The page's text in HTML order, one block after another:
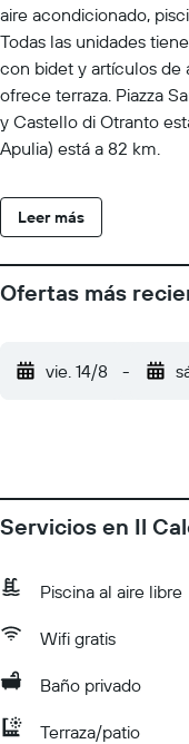
aire acondicionado,
Todas las unidades
con bidet y artículos de
ofrece terraza. Piazza
y Castello di Otranto
Apulia) está a 82 km.
Leer más
Ofertas más
vie. 14/8 -
Servicios en Il
Piscina al aire libre
Wifi gratis
Baño privado
Terraza/patio